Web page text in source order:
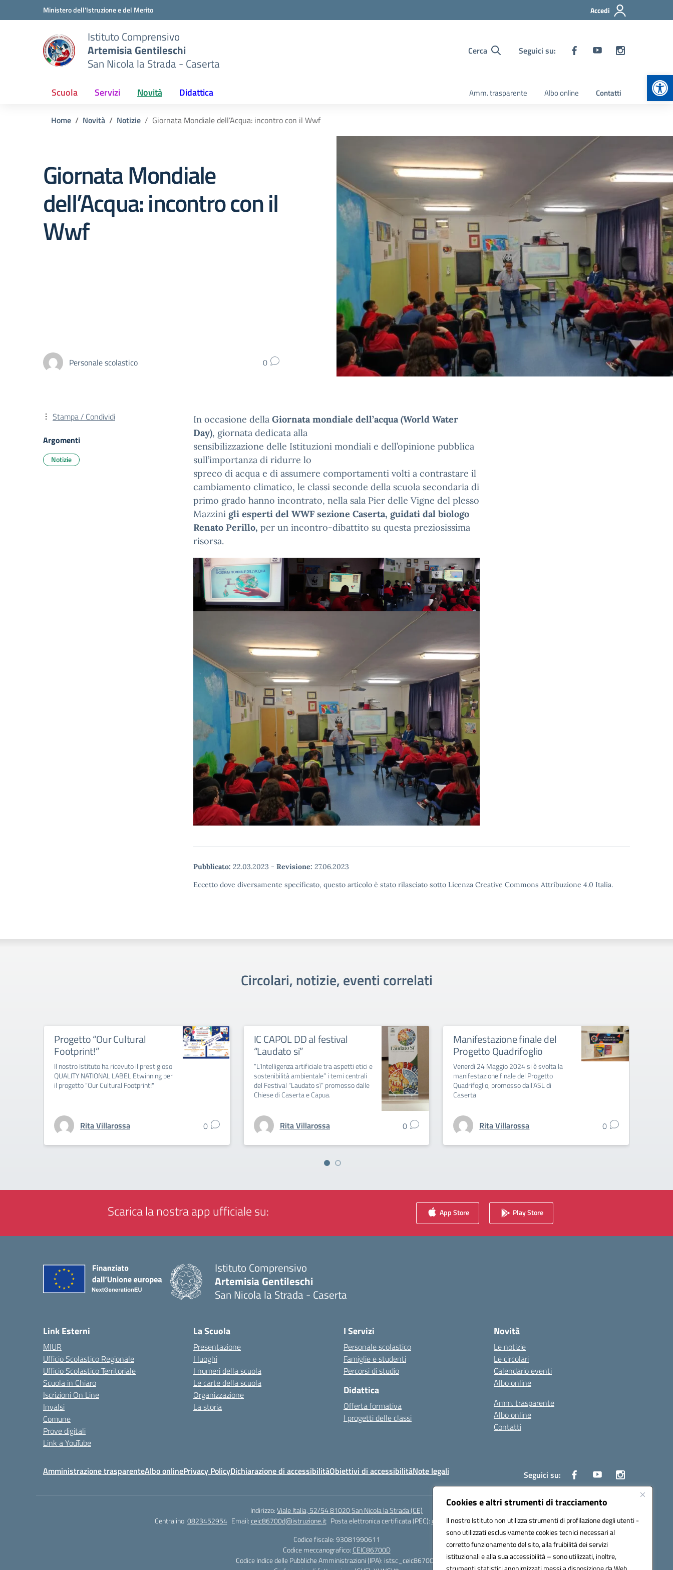
Cookies e altri strumenti di tracciamento
Il nostro Istituto non utilizza strumenti di profilazione degli utenti -
sono utilizzati esclusivamente cookies tecnici necessari al
corretto funzionamento del sito, alla fruibilità dei servizi
istituzionali e alla sua accessibilità – sono utilizzati, inoltre,
Vai ai contenuti
Vai al menu di navigazioneMinistero dell'Istruzione e del Merito Accedi
Istituto Comprensivo
Artemisia Gentileschi
San Nicola la Strada - Caserta
Cerca Seguici su:
Scuola Servizi Novità Didattica Amm. trasparente Albo online Contatti
Home Novità Notizie Giornata Mondiale dell’Acqua: incontro con il Wwf
Giornata Mondiale
dell’Acqua: incontro con il
Wwf
Personale scolastico 0
In occasione della Giornata mondiale dell’acqua (World Water
Day), giornata dedicata alla
sensibilizzazione delle Istituzioni mondiali e dell’opinione pubblica
sull’importanza di ridurre lo
spreco di acqua e di assumere comportamenti volti a contrastare il
cambiamento climatico, le classi seconde della scuola secondaria di
primo grado hanno incontrato, nella sala Pier delle Vigne del plesso
Mazzini gli esperti del WWF sezione Caserta, guidati dal biologo
Renato Perillo, per un incontro-dibattito su questa preziosissima
risorsa.
Pubblicato: 22.03.2023 - Revisione: 27.06.2023
Eccetto dove diversamente specificato, questo articolo è stato rilasciato sotto Licenza Creative Commons Attribuzione 4.0 Italia.
Stampa / Condividi
Argomenti
Notizie
Circolari, notizie, eventi correlati
Progetto “Our Cultural
Footprint!”
Il nostro Istituto ha ricevuto il prestigioso
QUALITY NATIONAL LABEL Etwinning per
il progetto “Our Cultural Footprint!"
Rita Villarossa 0
IC CAPOL DD al festival
“Laudato si”
“L’Intelligenza artificiale tra aspetti etici e
sostenibilità ambientale” i temi centrali
del Festival “Laudato sì” promosso dalle
Chiese di Caserta e Capua.
Rita Villarossa 0
Manifestazione finale del
Progetto Quadrifoglio
Venerdì 24 Maggio 2024 si è svolta la
manifestazione finale del Progetto
Quadrifoglio, promosso dall'ASL di
Caserta
Rita Villarossa 0
Scarica la nostra app ufficiale su: App Store Play Store
Istituto Comprensivo
Artemisia Gentileschi
San Nicola la Strada - Caserta
Link Esterni
MIUR
Ufficio Scolastico Regionale
Ufficio Scolastico Territoriale
Scuola in Chiaro
Iscrizioni On Line
Invalsi
Comune
Prove digitali
Link a YouTube
La Scuola
Presentazione
I luoghi
I numeri della scuola
Le carte della scuola
Organizzazione
La storia
I Servizi
Personale scolastico
Famiglie e studenti
Percorsi di studio
Didattica
Offerta formativa
I progetti delle classi
Novità
Le notizie
Le circolari
Calendario eventi
Albo online
Amm. trasparente
Albo online
Contatti
Amministrazione trasparenteAlbo onlinePrivacy PolicyDichiarazione di accessibilitàObiettivi di accessibilitàNote legali Seguici su:
Indirizzo:Viale Italia, 52/54 81020 San Nicola la Strada (CE)
Centralino:0823452954 Email:ceic86700d@istruzione.it Posta elettronica certificata (PEC):ceic86700d@pec.istruzione.it
Codice fiscale: 93081990611
Codice meccanografico: CEIC86700D
Codice Indice delle Pubbliche Amministrazioni (IPA): istsc_ceic86700d